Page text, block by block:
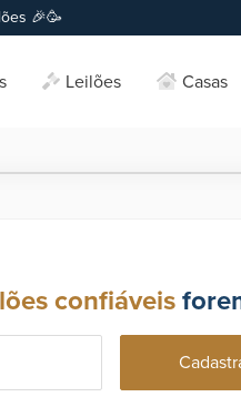
🎉🥳
Leilões Casas
confiáveis